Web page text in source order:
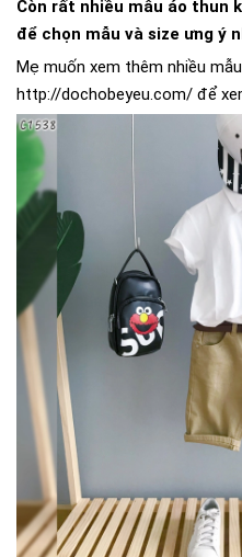
Còn rất nhiều mẫu áo thun
để chọn mẫu và size ưng ý
Mẹ muốn xem thêm nhiều
http://dochobeyeu.com/ để